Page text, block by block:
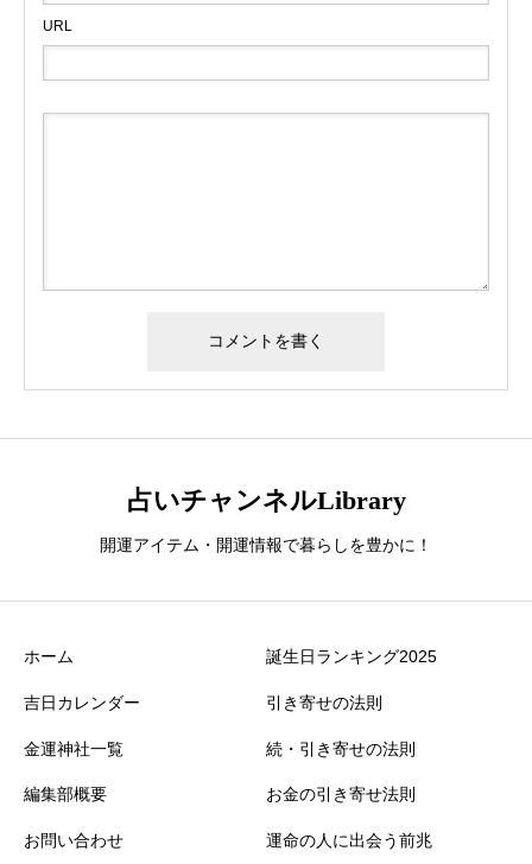
URL
占いチャンネルLibrary
開運アイテム・開運情報で暮らしを豊かに！
ホーム
吉日カレンダー
金運神社一覧
編集部概要
お問い合わせ
誕生日ランキング2025
引き寄せの法則
続・引き寄せの法則
お金の引き寄せ法則
運命の人に出会う前兆